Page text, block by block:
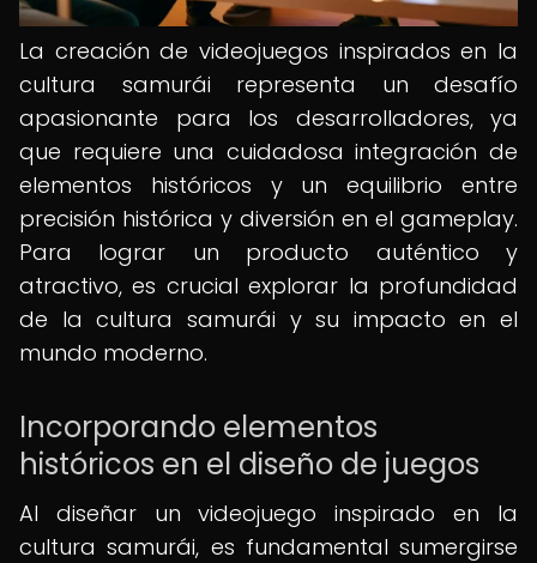
La creación de videojuegos inspirados en la
cultura samurái representa un desafío
apasionante para los desarrolladores, ya
que requiere una cuidadosa integración de
elementos históricos y un equilibrio entre
precisión histórica y diversión en el gameplay.
Para lograr un producto auténtico y
atractivo, es crucial explorar la profundidad
de la cultura samurái y su impacto en el
mundo moderno.
Incorporando elementos
históricos en el diseño de juegos
Al diseñar un videojuego inspirado en la
cultura samurái, es fundamental sumergirse